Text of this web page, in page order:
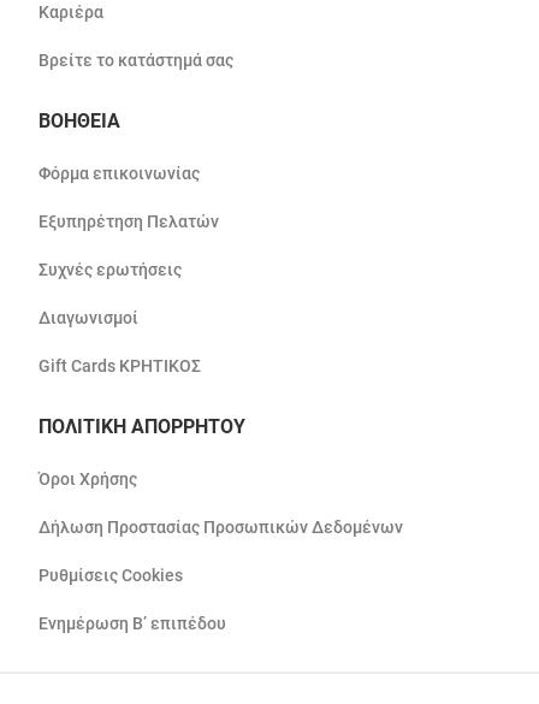
Καριέρα
Βρείτε το κατάστημά σας
ΒΟΗΘΕΙΑ
Φόρμα επικοινωνίας
Εξυπηρέτηση Πελατών
Συχνές ερωτήσεις
Διαγωνισμοί
Gift Cards ΚΡΗΤΙΚΟΣ
ΠΟΛΙΤΙΚΗ ΑΠΟΡΡΗΤΟΥ
Όροι Χρήσης
Δήλωση Προστασίας Προσωπικών Δεδομένων
Ρυθμίσεις Cookies
Ενημέρωση Β’ επιπέδου